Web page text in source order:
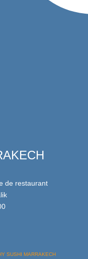
de restaurant
SUSHI MARRAKECH